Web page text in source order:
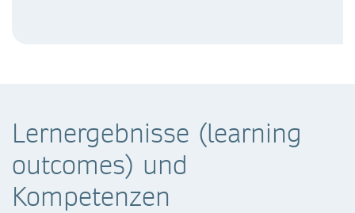
Lernergebnisse (learning
outcomes) und
Kompetenzen